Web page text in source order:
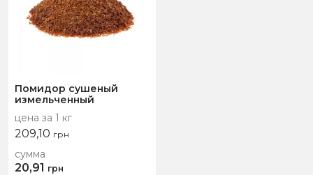
Помидор сушеный
измельченный
цена за 1 кг
209,10 грн
сумма
20,91 грн